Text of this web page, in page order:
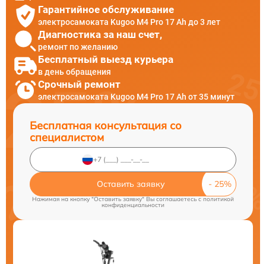
Гарантийное обслуживание
электросамоката Kugoo M4 Pro 17 Ah до 3 лет
Диагностика за наш счет,
ремонт по желанию
Бесплатный выезд курьера
в день обращения
Срочный ремонт
электросамоката Kugoo M4 Pro 17 Ah от 35 минут
Бесплатная консультация со
специалистом
Оставить заявку
Нажимая на кнопку "Оставить заявку" Вы соглашаетесь cполитикой
конфиденциальности